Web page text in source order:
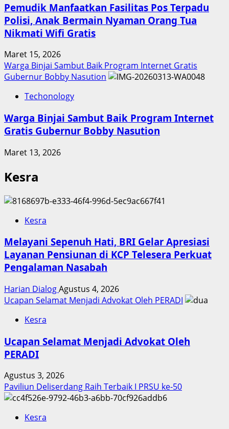
Pemudik Manfaatkan Fasilitas Pos Terpadu
Polisi, Anak Bermain Nyaman Orang Tua
Nikmati Wifi Gratis
Maret 15, 2026
Warga Binjai Sambut Baik Program Internet Gratis
Gubernur Bobby Nasution
Techonology
Warga Binjai Sambut Baik Program Internet
Gratis Gubernur Bobby Nasution
Maret 13, 2026
Kesra
Kesra
Melayani Sepenuh Hati, BRI Gelar Apresiasi
Layanan Pensiunan di KCP Telesera Perkuat
Pengalaman Nasabah
Harian DialogAgustus 4, 2026
Ucapan Selamat Menjadi Advokat Oleh PERADI
Kesra
Ucapan Selamat Menjadi Advokat Oleh
PERADI
Agustus 3, 2026
Paviliun Deliserdang Raih Terbaik I PRSU ke-50
Kesra